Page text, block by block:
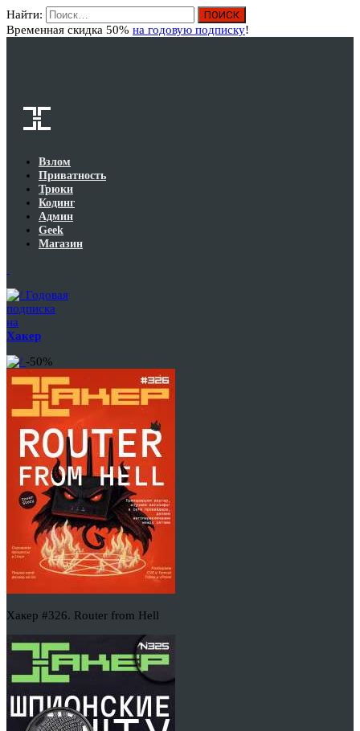
Найти:
Временная скидка 50% на годовую подписку!
Взлом
Приватность
Трюки
Кодинг
Админ
Geek
Магазин
Годовая
подписка
на
Хакер
-50%
Хакер #326. Router from Hell